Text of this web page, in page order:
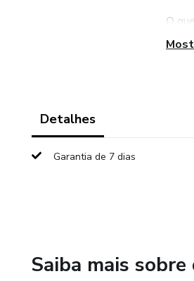
O
Por
Detalhes
Garantia de 7 dias
Saiba mais